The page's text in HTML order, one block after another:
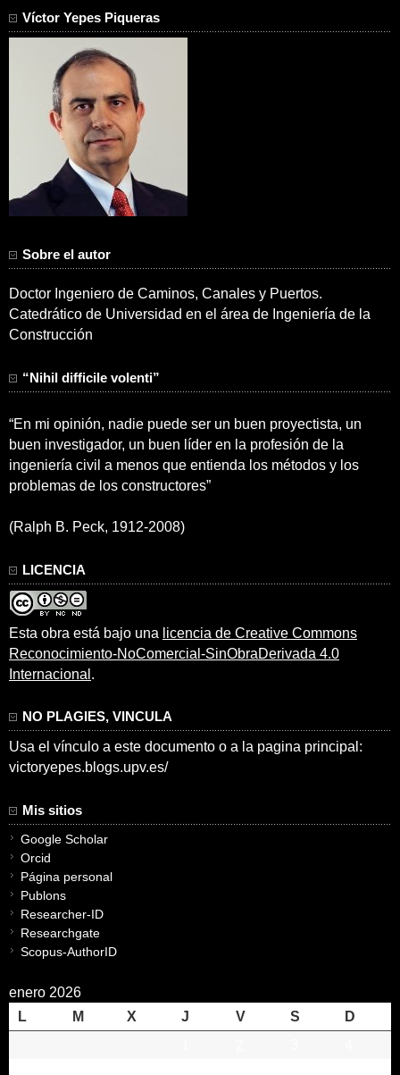
Víctor Yepes Piqueras
Sobre el autor
Doctor Ingeniero de Caminos, Canales y Puertos.
Catedrático de Universidad en el área de Ingeniería de la
Construcción
“Nihil difficile volenti”
“En mi opinión, nadie puede ser un buen proyectista, un
buen investigador, un buen líder en la profesión de la
ingeniería civil a menos que entienda los métodos y los
problemas de los constructores”
(Ralph B. Peck, 1912-2008)
LICENCIA
Esta obra está bajo una licencia de Creative Commons
Reconocimiento-NoComercial-SinObraDerivada 4.0
Internacional .
NO PLAGIES, VINCULA
Usa el vínculo a este documento o a la pagina principal:
victoryepes.blogs.upv.es/
Mis sitios
Google Scholar
Orcid
Página personal
Publons
Researcher-ID
Researchgate
Scopus-AuthorID
enero 2026
L
M X J V S
D